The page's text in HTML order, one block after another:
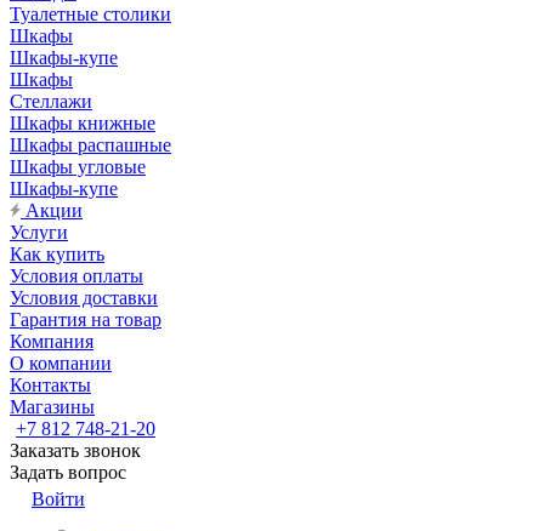
Туалетные столики
Шкафы
Шкафы-купе
Шкафы
Стеллажи
Шкафы книжные
Шкафы распашные
Шкафы угловые
Шкафы-купе
Акции
Услуги
Как купить
Условия оплаты
Условия доставки
Гарантия на товар
Компания
О компании
Контакты
Магазины
+7 812 748-21-20
Заказать звонок
Задать вопрос
Войти